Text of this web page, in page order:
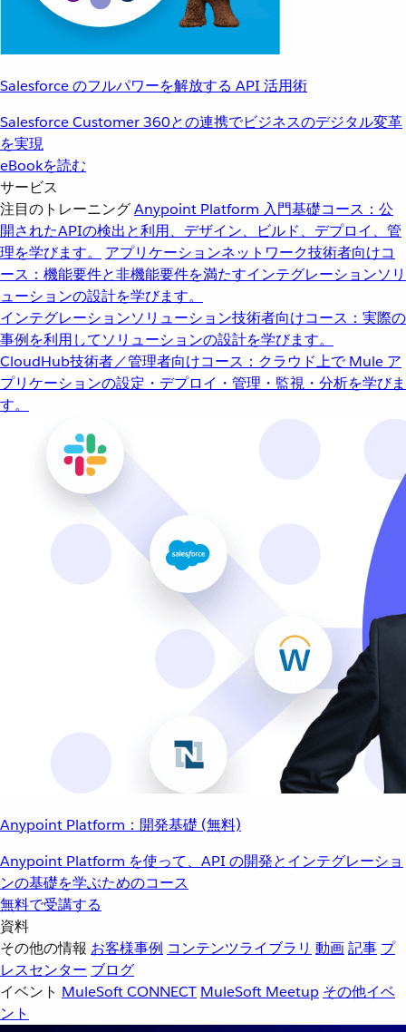
Salesforce のフルパワーを解放する API 活用術
Salesforce Customer 360との連携でビジネスのデジタル変革
を実現
eBookを読む
サービス
注目のトレーニングAnypoint Platform 入門基礎コース：公
開されたAPIの検出と利用、デザイン、ビルド、デプロイ、管
理を学びます。
アプリケーションネットワーク技術者向けコ
ース：機能要件と非機能要件を満たすインテグレーションソリ
ューションの設計を学びます。
インテグレーションソリューション技術者向けコース：実際の
事例を利用してソリューションの設計を学びます。
CloudHub技術者／管理者向けコース：クラウド上で Mule ア
プリケーションの設定・デプロイ・管理・監視・分析を学びま
す。
Anypoint Platform：開発基礎 (無料)
Anypoint Platform を使って、API の開発とインテグレーショ
ンの基礎を学ぶためのコース
無料で受講する
資料
その他の情報 お客様事例 コンテンツライブラリ 動画記事 プ
レスセンター ブログ
イベント MuleSoft CONNECT MuleSoft Meetup その他イベ
ント